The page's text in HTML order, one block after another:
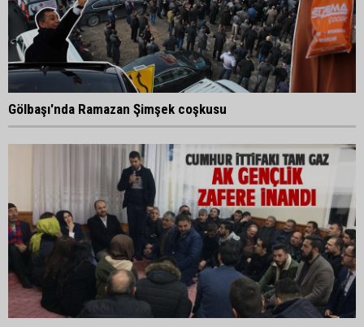
Gölbaşı'nda Ramazan Şimşek coşkusu